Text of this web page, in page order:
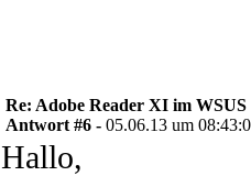
Re: Adobe Reader XI im WSUS
Antwort #6 - 05.06.13 um
Hallo,